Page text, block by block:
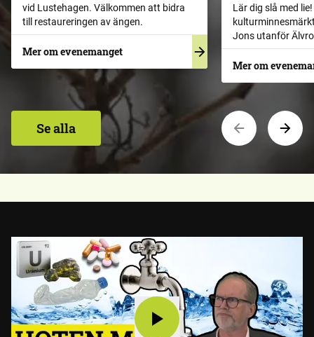
vid Lustehagen. Välkommen att bidra
till restaureringen av ängen.
Mer om evenemanget
Lär dig slå med
Jons utanför
Mer om
Se alla